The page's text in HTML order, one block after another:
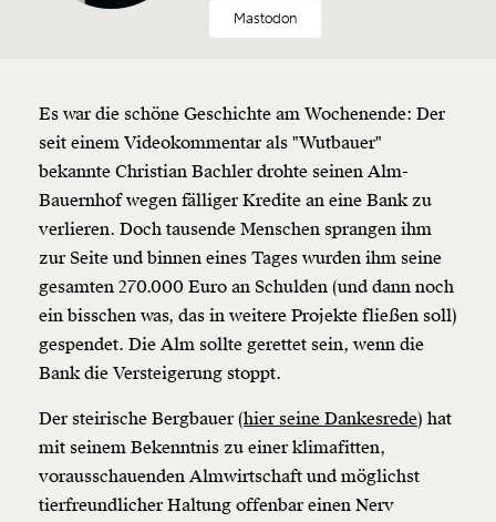
Mastodon
Es war die schöne Geschichte am Wochenende: Der
seit einem Videokommentar als "Wutbauer"
bekannte Christian Bachler drohte seinen Alm-
Bauernhof wegen fälliger Kredite an eine Bank zu
verlieren. Doch tausende Menschen sprangen ihm
zur Seite und binnen eines Tages wurden ihm seine
gesamten 270.000 Euro an Schulden (und dann noch
ein bisschen was, das in weitere Projekte fließen soll)
gespendet. Die Alm sollte gerettet sein, wenn die
Bank die Versteigerung stoppt.
Der steirische Bergbauer (hier seine Dankesrede) hat
mit seinem Bekenntnis zu einer klimafitten,
vorausschauenden Almwirtschaft und möglichst
tierfreundlicher Haltung offenbar einen Nerv